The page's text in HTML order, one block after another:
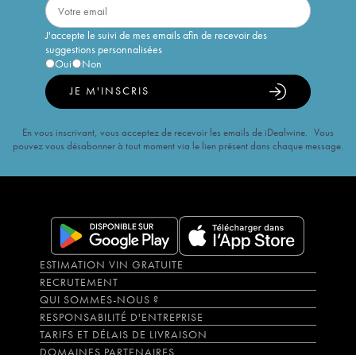
J'accepte le suivi de mes emails afin de recevoir des
suggestions personnalisées
Oui
Non
JE M'INSCRIS
En vous inscrivant, vous acceptez de recevoir les emails de iDealwine. Vous
pouvez vous désabonner à tout moment via le lien présent dans chaque message.
ESTIMATION VIN GRATUITE
RECRUTEMENT
QUI SOMMES-NOUS ?
RESPONSABILITÉ D'ENTREPRISE
TARIFS ET DÉLAIS DE LIVRAISON
DOMAINES PARTENAIRES